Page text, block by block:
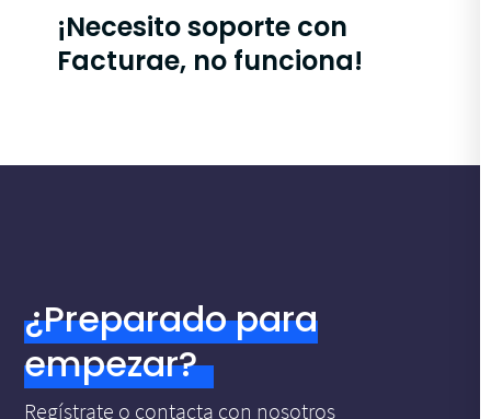
¡Necesito soporte con
Facturae, no funciona!
¿Preparado para
empezar?
Regístrate o contacta con nosotros